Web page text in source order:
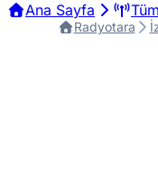
Ana Sayfa
Radyotara